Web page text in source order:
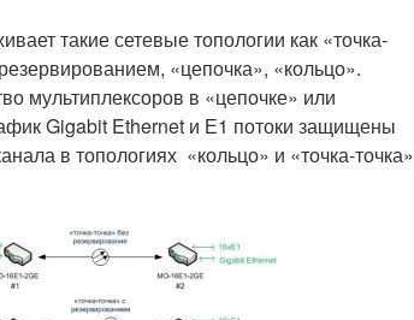
такие сетевые топологии как «точка-
«цепочка», «кольцо».
мультиплексоров в «цепочке» или
Gigabit Ethernet и Е1 потоки защищены
в топологиях «кольцо» и «точка-точка»